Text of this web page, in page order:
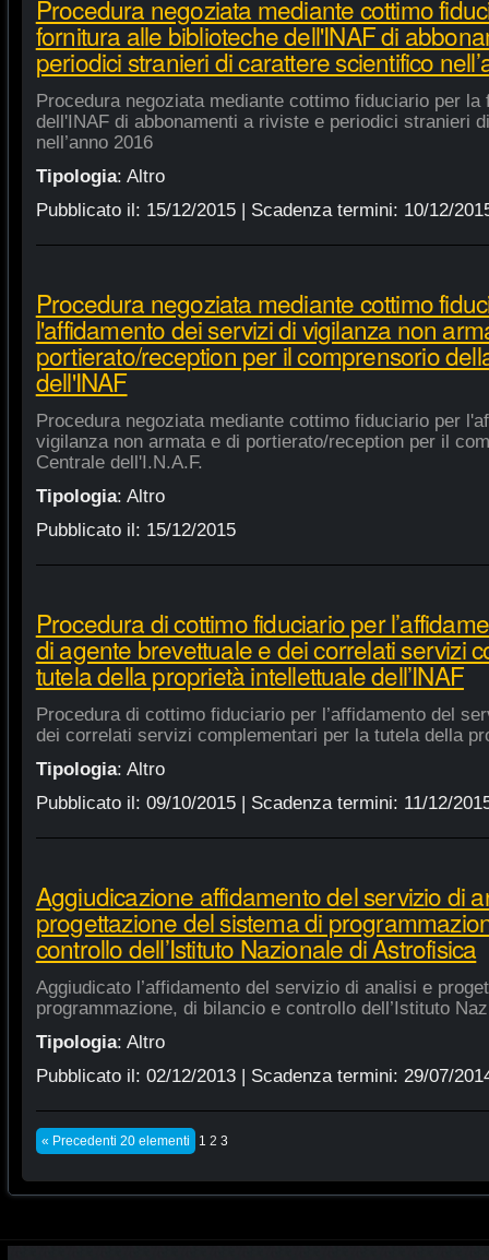
Procedura negoziata mediante cottimo
fornitura alle biblioteche dell'INAF di
periodici stranieri di carattere scientifico
Procedura negoziata mediante cottimo fiduciario per la
dell'INAF di abbonamenti a riviste e periodici stranieri
nell’anno 2016
Tipologia: Altro
Pubblicato il: 15/12/2015| Scadenza termini: 10/12/
Procedura negoziata mediante cottimo
l'affidamento dei servizi di vigilanza non
portierato/reception per il comprensorio
dell'INAF
Procedura negoziata mediante cottimo fiduciario per
vigilanza non armata e di portierato/reception per il
Centrale dell'I.N.A.F.
Tipologia: Altro
Pubblicato il: 15/12/2015
Procedura di cottimo fiduciario per
di agente brevettuale e dei correlati servizi
tutela della proprietà intellettuale dell’INAF
Procedura di cottimo fiduciario per l’affidamento del
dei correlati servizi complementari per la tutela della
Tipologia: Altro
Pubblicato il: 09/10/2015| Scadenza termini: 11/12/
Aggiudicazione affidamento del servizio di
progettazione del sistema di
controllo dell’Istituto Nazionale di Astrofisica
Aggiudicato l’affidamento del servizio di analisi e
programmazione, di bilancio e controllo dell’Istituto
Tipologia: Altro
Pubblicato il: 02/12/2013| Scadenza termini: 29/07/
« Precedenti 20 elementi 1 2 3